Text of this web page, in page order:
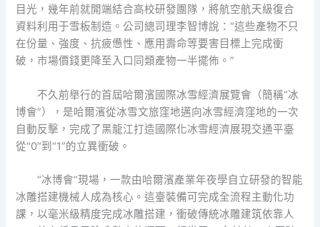
目光，幾年前就開端結合高校研發團隊，將航空航天級復合
資料利用于雪板制造。公司總司理李智博說：“這些產物不只
在份量、強度、抗疲憊性、應用壽命等要害目標上完成衝
破，市場價錢更降至入口同類產物一半擺佈。”
不久前舉行的首屆哈爾濱國際冰雪經濟展覽會（簡稱“冰
博會”），是哈爾濱從冰雪文旅窪地邁向冰雪經濟窪地的一次
自動反擊，完成了黑龍江打造國際化冰雪經濟展現交通平臺
從“0”到“1”的立異衝破。
“冰博會”現場，一款由哈爾濱產業年夜學自立研發的智能
冰雕搭建機械人成為核心。這臺裝備可完成全流程主動化功
課，以毫米級精度完成冰雕搭建，衝破傳統冰雕建筑依靠人